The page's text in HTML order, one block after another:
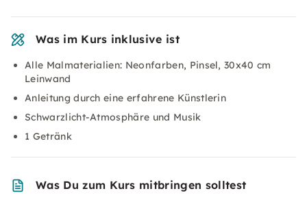
Was im Kurs inklusive ist
Alle Malmaterialien: Neonfarben, Pinsel, 30x40 cm
Leinwand
Anleitung durch eine erfahrene Künstlerin
Schwarzlicht-Atmosphäre und Musik
1 Getränk
Was Du zum Kurs mitbringen solltest